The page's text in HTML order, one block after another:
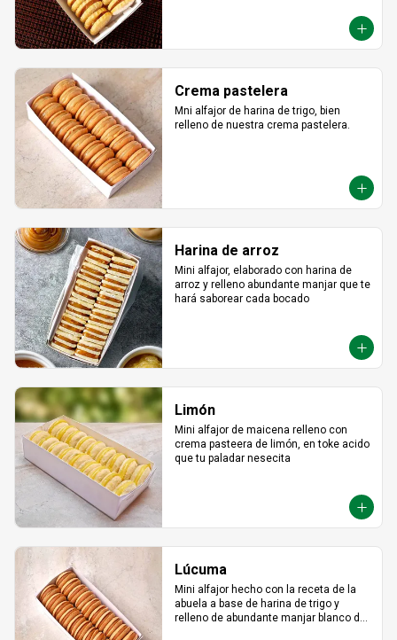
Crema pastelera
Mni alfajor de harina de trigo, bien
relleno de nuestra crema pastelera.
Harina de arroz
Mini alfajor, elaborado con harina de
arroz y relleno abundante manjar que te
hará saborear cada bocado
Limón
Mini alfajor de maicena relleno con
crema pasteera de limón, en toke acido
que tu paladar nesecita
Lúcuma
Mini alfajor hecho con la receta de la
abuela a base de harina de trigo y
relleno de abundante manjar blanco de